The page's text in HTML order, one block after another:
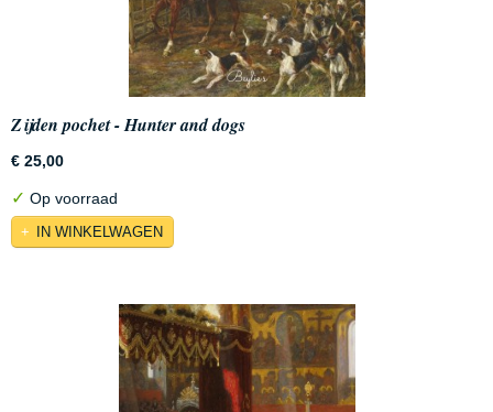
Zijden pochet - Hunter and dogs
€ 25,00
✓ Op voorraad
IN WINKELWAGEN